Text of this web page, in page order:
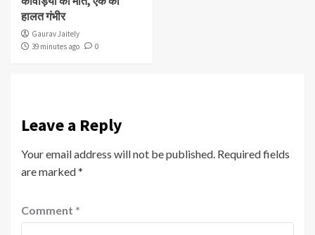
हालत गंभीर
Gaurav Jaitely
39 minutes ago
0
Leave a Reply
Your email address will not be published. Required fields
are marked*
Comment *